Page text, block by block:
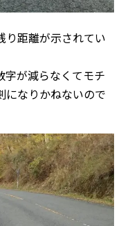
り距離が示されてい
字が減らなくてモチ
になりかねないので